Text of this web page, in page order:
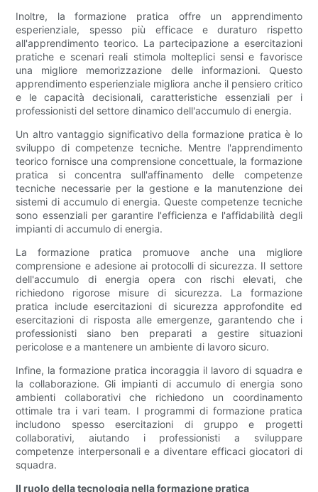
Inoltre, la formazione pratica offre un apprendimento
esperienziale, spesso più efficace e duraturo rispetto
all'apprendimento teorico. La partecipazione a esercitazioni
pratiche e scenari reali stimola molteplici sensi e favorisce
una migliore memorizzazione delle informazioni. Questo
apprendimento esperienziale migliora anche il pensiero critico
e le capacità decisionali, caratteristiche essenziali per i
professionisti del settore dinamico dell'accumulo di energia.
Un altro vantaggio significativo della formazione pratica è lo
sviluppo di competenze tecniche. Mentre l'apprendimento
teorico fornisce una comprensione concettuale, la formazione
pratica si concentra sull'affinamento delle competenze
tecniche necessarie per la gestione e la manutenzione dei
sistemi di accumulo di energia. Queste competenze tecniche
sono essenziali per garantire l'efficienza e l'affidabilità degli
impianti di accumulo di energia.
La formazione pratica promuove anche una migliore
comprensione e adesione ai protocolli di sicurezza. Il settore
dell'accumulo di energia opera con rischi elevati, che
richiedono rigorose misure di sicurezza. La formazione
pratica include esercitazioni di sicurezza approfondite ed
esercitazioni di risposta alle emergenze, garantendo che i
professionisti siano ben preparati a gestire situazioni
pericolose e a mantenere un ambiente di lavoro sicuro.
Infine, la formazione pratica incoraggia il lavoro di squadra e
la collaborazione. Gli impianti di accumulo di energia sono
ambienti collaborativi che richiedono un coordinamento
ottimale tra i vari team. I programmi di formazione pratica
includono spesso esercitazioni di gruppo e progetti
collaborativi, aiutando i professionisti a sviluppare
competenze interpersonali e a diventare efficaci giocatori di
squadra.
Il ruolo della tecnologia nella formazione pratica